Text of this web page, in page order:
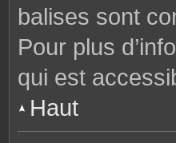
balises sont
Pour plus
qui est
Haut